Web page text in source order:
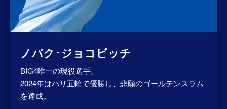
ノバク･ジョコビッチ
BIG4唯一の現役選手。
2024年はパリ五輪で優勝し、悲願のゴールデンスラム
を達成。